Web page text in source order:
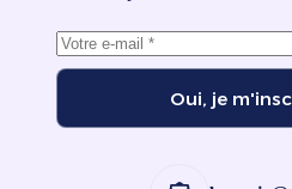
Oui, je